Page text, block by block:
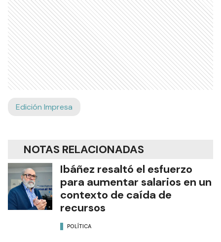
Edición Impresa
NOTAS RELACIONADAS
Ibáñez resaltó el esfuerzo
para aumentar salarios en un
contexto de caída de
recursos
POLÍTICA